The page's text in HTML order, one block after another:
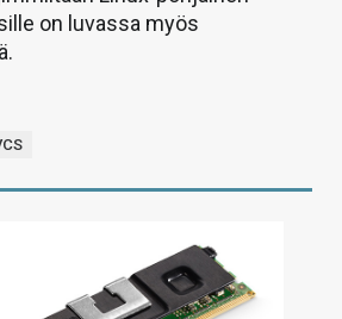
on luvassa myös